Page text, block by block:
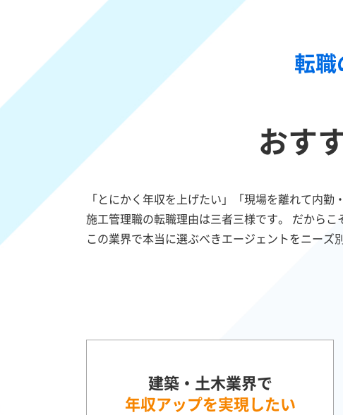
転職
おす
「とにかく年収を上げたい」「現場を離れて内
施工管理職の転職理由は三者三様です。 だからこ
この業界で本当に選ぶべきエージェントをニーズ
建築・土木業界で
年収アップを実現したい